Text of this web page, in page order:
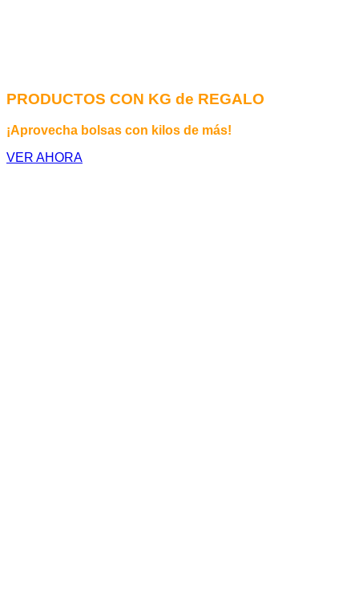
PRODUCTOS CON KG de REGALO
¡Aprovecha bolsas con kilos de más!
VER AHORA